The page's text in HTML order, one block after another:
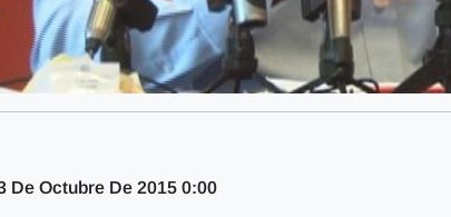
De Octubre De 2015 0:00